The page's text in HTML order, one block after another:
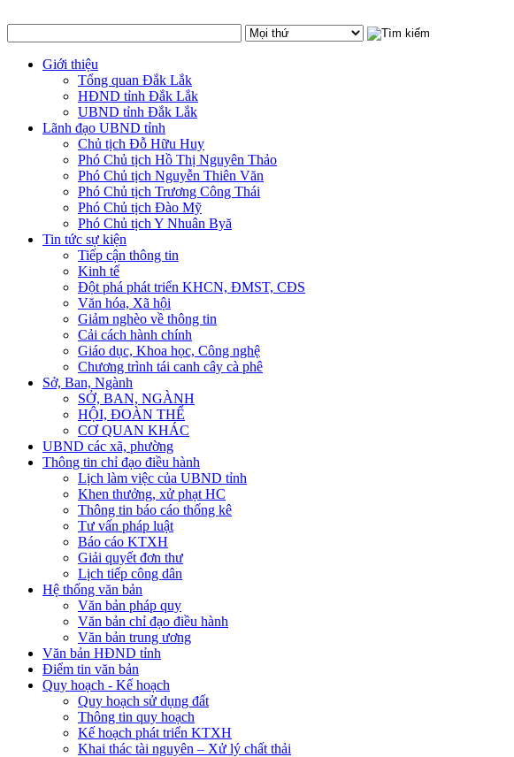
Giới thiệu
Tổng quan Đắk Lắk
HĐND tỉnh Đắk Lắk
UBND tỉnh Đắk Lắk
Lãnh đạo UBND tỉnh
Chủ tịch Đỗ Hữu Huy
Phó Chủ tịch Hồ Thị Nguyên Thảo
Phó Chủ tịch Nguyễn Thiên Văn
Phó Chủ tịch Trương Công Thái
Phó Chủ tịch Đào Mỹ
Phó Chủ tịch Y Nhuân Byă
Tin tức sự kiện
Tiếp cận thông tin
Kinh tế
Đột phá phát triển KHCN, ĐMST, CĐS
Văn hóa, Xã hội
Giảm nghèo về thông tin
Cải cách hành chính
Giáo dục, Khoa học, Công nghệ
Chương trình tái canh cây cà phê
Sở, Ban, Ngành
SỞ, BAN, NGÀNH
HỘI, ĐOÀN THỂ
CƠ QUAN KHÁC
UBND các xã, phường
Thông tin chỉ đạo điều hành
Lịch làm việc của UBND tỉnh
Khen thưởng, xử phạt HC
Thông tin báo cáo thống kê
Tư vấn pháp luật
Báo cáo KTXH
Giải quyết đơn thư
Lịch tiếp công dân
Hệ thống văn bản
Văn bản pháp quy
Văn bản chỉ đạo điều hành
Văn bản trung ương
Văn bản HĐND tỉnh
Điểm tin văn bản
Quy hoạch - Kế hoạch
Quy hoạch sử dụng đất
Thông tin quy hoạch
Kế hoạch phát triển KTXH
Khai thác tài nguyên – Xử lý chất thải